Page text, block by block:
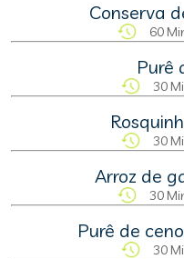
Conserva
60
Purê
30
30
Arroz de
30
Purê de
30